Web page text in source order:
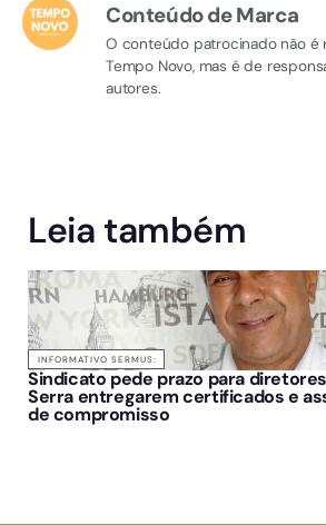
Conteúdo de Marca
O conteúdo patrocinado não é
Tempo Novo, mas é de
autores.
Leia também
INFORMATIVO SERMUS:
Sindicato pede prazo para
Serra entregarem certificados e
de compromisso